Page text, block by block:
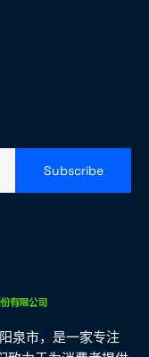
Subscribe
泉市，是一家专注